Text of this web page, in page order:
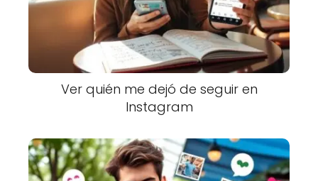
Ver quién me dejó de seguir en
Instagram